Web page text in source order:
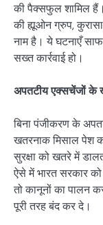
की पैक्सफुल शामिल हैं।
की ह्यूओन ग्रुप,
नाम है। ये घटनाएँ
सख्त कार्रवाई हो।
अपतटीय एक्सचेंजों के
बिना पंजीकरण के
खतरनाक मिसाल पेश
सुरक्षा को खतरे में
ऐसे में भारत सरकार को
तो कानूनों का पालन
पूरी तरह बंद कर दे।